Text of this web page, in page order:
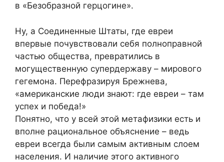
в «Безобразной герцогине».
Ну, а Соединенные Штаты, где евреи
впервые почувствовали себя полноправной
частью общества, превратились в
могущественную супердержаву – мирового
гегемона. Перефразируя Брежнева,
«американские люди знают: где евреи – там
успех и победа!»
Понятно, что у всей этой метафизики есть и
вполне рациональное объяснение – ведь
евреи всегда были самым активным слоем
населения. И наличие этого активного